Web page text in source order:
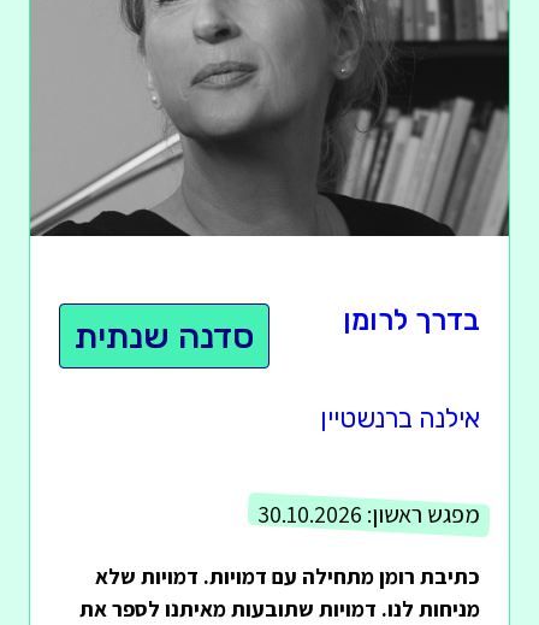
בדרך לרומן סדנה שנתית
אילנה ברנשטיין
מפגש ראשון: 30.10.2026
כתיבת רומן מתחילה עם דמויות. דמויות שלא
מניחות לנו. דמויות שתובעות מאיתנו לספר את